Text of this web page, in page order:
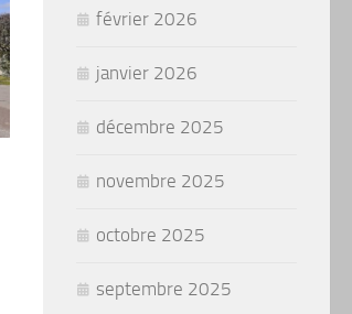
février 2026
janvier 2026
décembre 2025
novembre 2025
octobre 2025
septembre 2025